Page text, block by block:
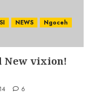
NEWS
Ngoceh
New vixion!
6